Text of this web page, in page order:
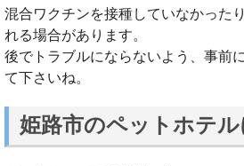
混合ワクチンを接種していなかった
れる場合があります。
後でトラブルにならないよう、事前
て下さいね。
姫路市のペットホテル